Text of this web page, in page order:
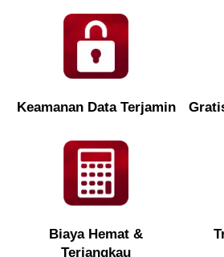
Keamanan Data Terjamin
Biaya Hemat &
Terjangkau